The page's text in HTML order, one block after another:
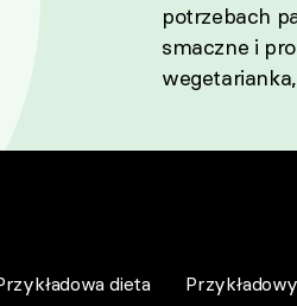
potrzebach
smaczne i
dieta